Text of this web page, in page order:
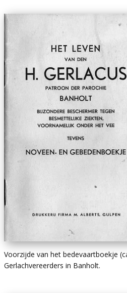
Voorzijde van het bedevaartboekje
Gerlachvereerders in Banholt.